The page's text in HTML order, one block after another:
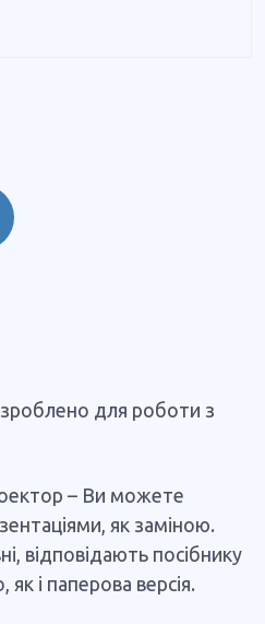
для роботи з
– Ви можете
як заміною.
відповідають посібнику
і паперова версія.